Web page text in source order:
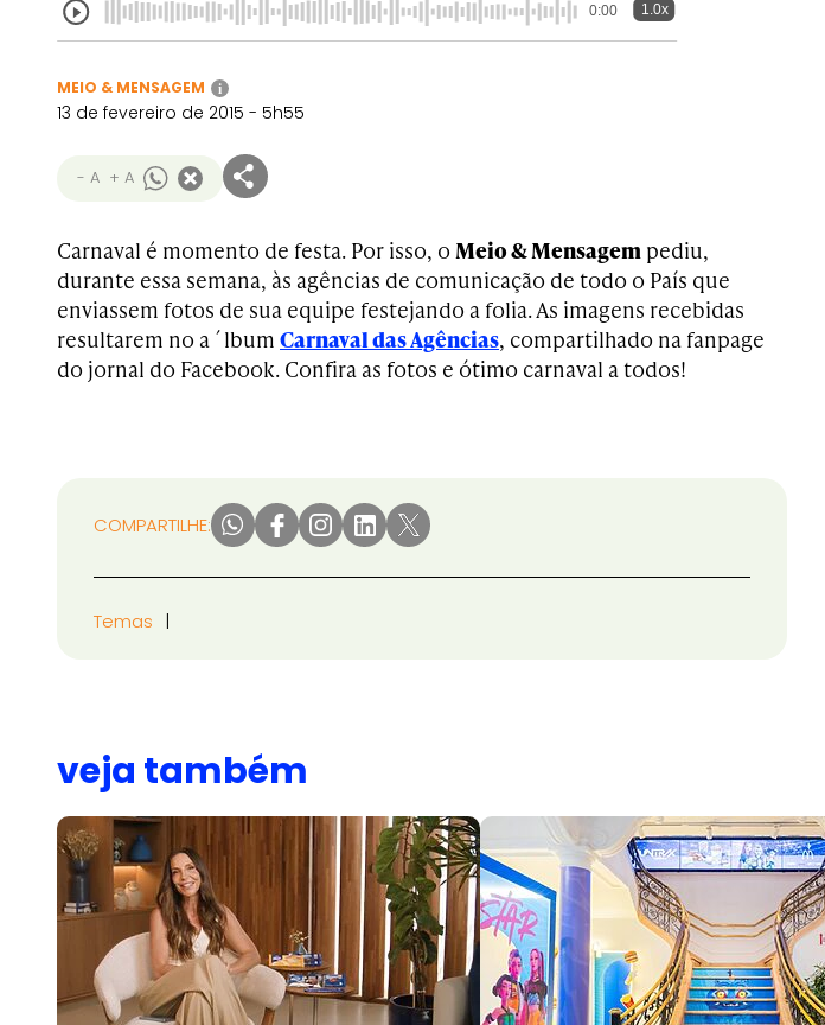
0:00 1.0x
MEIO & MENSAGEM i
13 de fevereiro de 2015 - 5h55
- A + A
Carnaval é momento de festa. Por isso, o Meio & Mensagem pediu,
durante essa semana, às agências de comunicação de todo o País que
enviassem fotos de sua equipe festejando a folia. As imagens recebidas
resultarem no a´lbum Carnaval das Agências, compartilhado na fanpage
do jornal do Facebook. Confira as fotos e ótimo carnaval a todos!
COMPARTILHE:
Temas
veja também